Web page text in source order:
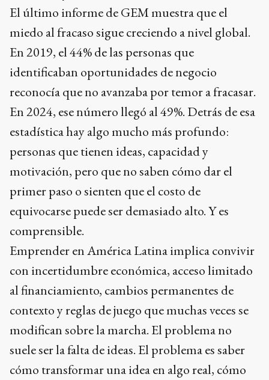
El último informe de GEM muestra que el
miedo al fracaso sigue creciendo a nivel global.
En 2019, el 44% de las personas que
identificaban oportunidades de negocio
reconocía que no avanzaba por temor a fracasar.
En 2024, ese número llegó al 49%. Detrás de esa
estadística hay algo mucho más profundo:
personas que tienen ideas, capacidad y
motivación, pero que no saben cómo dar el
primer paso o sienten que el costo de
equivocarse puede ser demasiado alto. Y es
comprensible.
Emprender en América Latina implica convivir
con incertidumbre económica, acceso limitado
al financiamiento, cambios permanentes de
contexto y reglas de juego que muchas veces se
modifican sobre la marcha. El problema no
suele ser la falta de ideas. El problema es saber
cómo transformar una idea en algo real, cómo